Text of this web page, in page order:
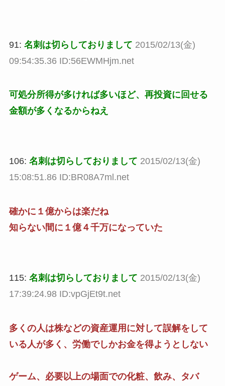
91: 名刺は切らしておりまして 2015/02/13(金)
09:54:35.36 ID:56EWMHjm.net
可処分所得が多ければ多いほど、再投資に回せる
金額が多くなるからねえ
106: 名刺は切らしておりまして 2015/02/13(金)
15:08:51.86 ID:BR08A7ml.net
確かに１億からは楽だね
知らない間に１億４千万になっていた
115: 名刺は切らしておりまして 2015/02/13(金)
17:39:24.98 ID:vpGjEt9t.net
多くの人は株などの資産運用に対して誤解をして
いる人が多く、労働でしかお金を得ようとしない
ゲーム、必要以上の場面での化粧、飲み、タバ